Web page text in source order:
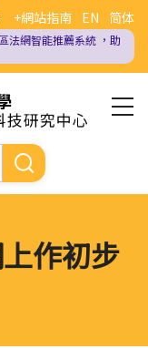
EN 简体
+網站指南
法網智能推薦系統 ，助
作初步